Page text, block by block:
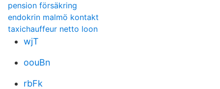
pension försäkring
endokrin malmö kontakt
taxichauffeur netto loon
wjT
oouBn
rbFk